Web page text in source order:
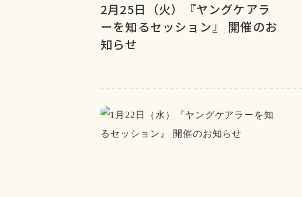
2月25日（火）『ヤングケアラ
ーを知るセッション』 開催のお
知らせ